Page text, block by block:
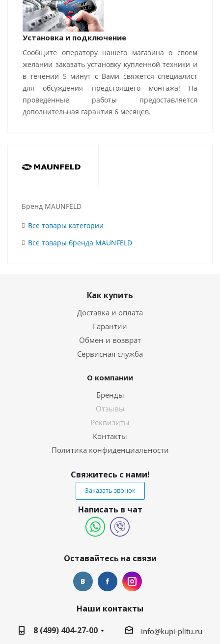
Установка и подключение
Сообщите оператору нашего магазина о своем
желании заказать установку купленной техники и
в течении 5 минут с Вами свяжется специалист
для обсуждения предстоящего монтажа! На
проведенные работы предоставляется
дополнительная гарантия 6 месяцев.
Бренд MAUNFELD
Все товары категории
Все товары бренда MAUNFELD
Как купить
Доставка и оплата
Гарантии
Обмен и возврат
Сервисная служба
О компании
Бренды
Отзывы
Реквизиты
Контакты
Политика конфиденциальности
Свяжитесь с нами!
Заказать звонок
Написать в чат
Оставайтесь на связи
Наши контакты
8 (499) 404-27-00
info@kupi-plitu.ru